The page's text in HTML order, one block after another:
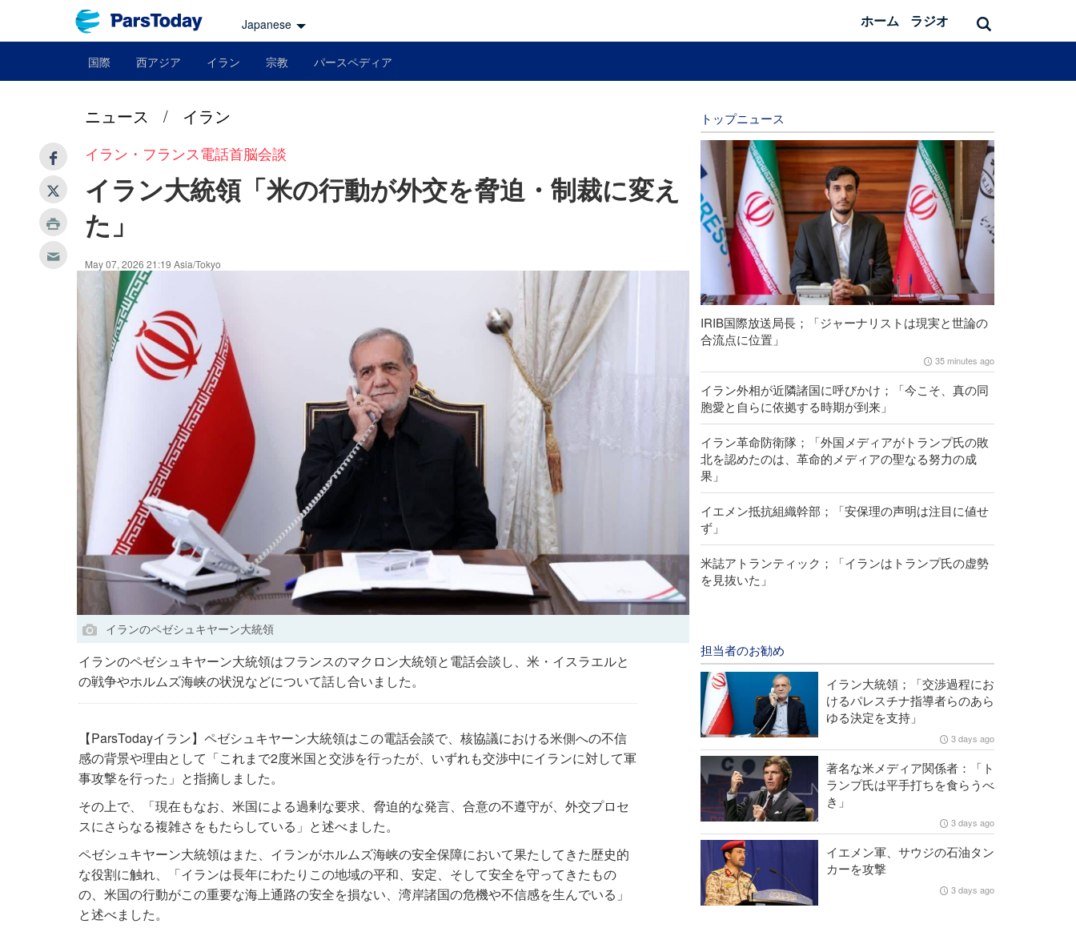
Japanese ホーム ラジオ
国際 西アジア イラン 宗教 パースペディア
ニュース / イラン
イラン・フランス電話首脳会談
イラン大統領「米の行動が外交を脅迫・制裁に変え
た」
May 07, 2026 21:19 Asia/Tokyo
イランのペゼシュキヤーン大統領
イランのペゼシュキヤーン大統領はフランスのマクロン大統領と電話会談し、米・イスラエルと
の戦争やホルムズ海峡の状況などについて話し合いました。
【ParsTodayイラン】ペゼシュキヤーン大統領はこの電話会談で、核協議における米側への不信
感の背景や理由として「これまで2度米国と交渉を行ったが、いずれも交渉中にイランに対して軍
事攻撃を行った」と指摘しました。
その上で、「現在もなお、米国による過剰な要求、脅迫的な発言、合意の不遵守が、外交プロセ
スにさらなる複雑さをもたらしている」と述べました。
ペゼシュキヤーン大統領はまた、イランがホルムズ海峡の安全保障において果たしてきた歴史的
な役割に触れ、「イランは長年にわたりこの地域の平和、安定、そして安全を守ってきたもの
の、米国の行動がこの重要な海上通路の安全を損ない、湾岸諸国の危機や不信感を生んでいる」
と述べました。
トップニュース
IRIB国際放送局長；「ジャーナリストは現実と世論の
合流点に位置」
35 minutes ago
イラン外相が近隣諸国に呼びかけ；「今こそ、真の同
胞愛と自らに依拠する時期が到来」
イラン革命防衛隊；「外国メディアがトランプ氏の敗
北を認めたのは、革命的メディアの聖なる努力の成
果」
イエメン抵抗組織幹部；「安保理の声明は注目に値せ
ず」
米誌アトランティック；「イランはトランプ氏の虚勢
を見抜いた」
担当者のお勧め
イラン大統領；「交渉過程にお
けるパレスチナ指導者らのあら
ゆる決定を支持」
3 days ago
著名な米メディア関係者：「ト
ランプ氏は平手打ちを食らうべ
き」
3 days ago
イエメン軍、サウジの石油タン
カーを攻撃
3 days ago